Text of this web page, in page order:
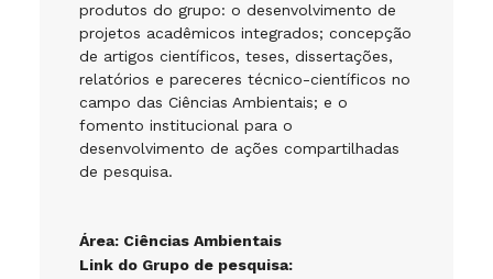
produtos do grupo: o desenvolvimento de
projetos acadêmicos integrados; concepção
de artigos científicos, teses, dissertações,
relatórios e pareceres técnico-científicos no
campo das Ciências Ambientais; e o
fomento institucional para o
desenvolvimento de ações compartilhadas
de pesquisa.
Área: Ciências Ambientais
Link do Grupo de pesquisa: